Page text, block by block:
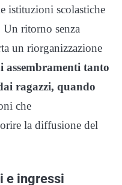
istituzioni scolastiche
Un ritorno senza
un riorganizzazione
assembramenti tanto
ragazzi, quando
che
la diffusione del
e ingressi